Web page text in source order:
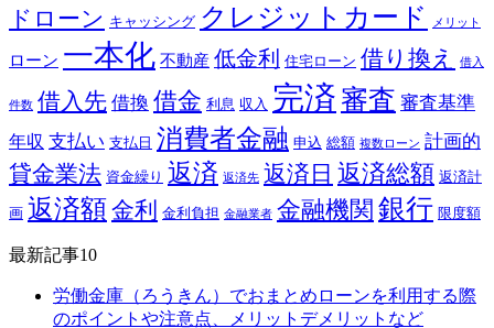
ドローン キャッシング クレジットカード メリット
ローン 一本化 不動産 低金利 住宅ローン 借り換え 借入
件数 借入先 借換 借金 利息 収入 完済 審査 審査基準
年収 支払い 支払日 消費者金融 申込 総額 複数ローン 計画的
貸金業法 資金繰り 返済 返済先 返済日 返済総額 返済計
画 返済額金利 金利負担 金融業者 金融機関 銀行 限度額
最新記事10
労働金庫（ろうきん）でおまとめローンを利用する際
のポイントや注意点、メリットデメリットなど